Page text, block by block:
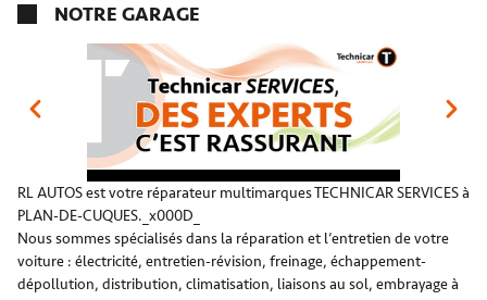
NOTRE GARAGE
RL AUTOS est votre réparateur multimarques TECHNICAR SERVICES à
PLAN-DE-CUQUES._x000D_
Nous sommes spécialisés dans la réparation et l’entretien de votre
voiture : électricité, entretien-révision, freinage, échappement-
dépollution, distribution, climatisation, liaisons au sol, embrayage à